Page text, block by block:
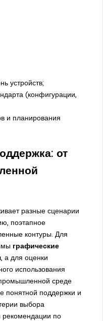
устройств;
(конфигурации,
и планирования
от
разные сценарии
поэтапное
контуры. Для
графические
, а для оценки
использования
среде
понятной поддержки и
выбора
рекомендации по